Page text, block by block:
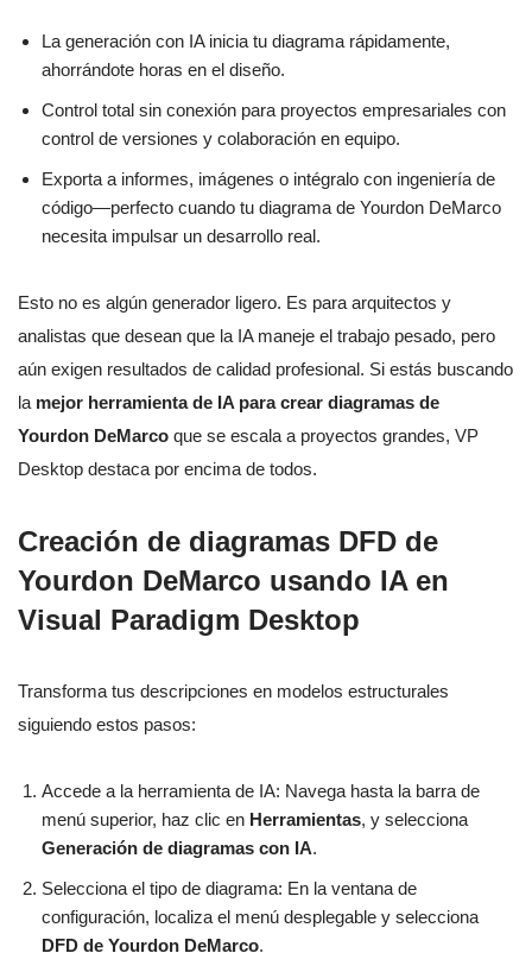
La generación con IA inicia tu diagrama rápidamente,
ahorrándote horas en el diseño.
Control total sin conexión para proyectos empresariales con
control de versiones y colaboración en equipo.
Exporta a informes, imágenes o intégralo con ingeniería de
código—perfecto cuando tu diagrama de Yourdon DeMarco
necesita impulsar un desarrollo real.
Esto no es algún generador ligero. Es para arquitectos y
analistas que desean que la IA maneje el trabajo pesado, pero
aún exigen resultados de calidad profesional. Si estás buscando
la mejor herramienta de IA para crear diagramas de
Yourdon DeMarco que se escala a proyectos grandes, VP
Desktop destaca por encima de todos.
Creación de diagramas DFD de
Yourdon DeMarco usando IA en
Visual Paradigm Desktop
Transforma tus descripciones en modelos estructurales
siguiendo estos pasos:
Accede a la herramienta de IA: Navega hasta la barra de
menú superior, haz clic en Herramientas, y selecciona
Generación de diagramas con IA.
Selecciona el tipo de diagrama: En la ventana de
configuración, localiza el menú desplegable y selecciona
DFD de Yourdon DeMarco.